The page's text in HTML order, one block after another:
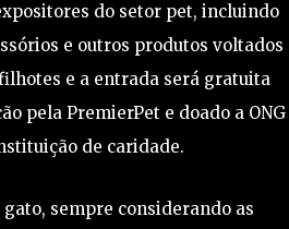
do setor pet, incluindo
e outros produtos voltados
e a entrada será gratuita
pela PremierPet e doado a ONG
de caridade.
sempre considerando as